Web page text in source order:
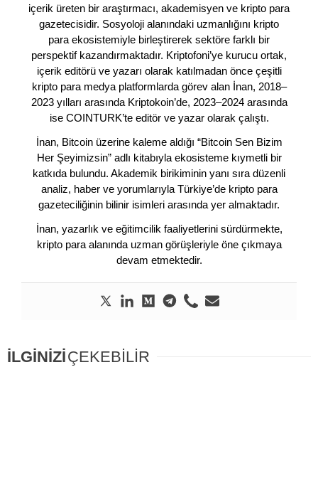
içerik üreten bir araştırmacı, akademisyen ve kripto para
gazetecisidir. Sosyoloji alanındaki uzmanlığını kripto
para ekosistemiyle birleştirerek sektöre farklı bir
perspektif kazandırmaktadır. Kriptofoni’ye kurucu ortak,
içerik editörü ve yazarı olarak katılmadan önce çeşitli
kripto para medya platformlarda görev alan İnan, 2018–
2023 yılları arasında Kriptokoin’de, 2023–2024 arasında
ise COINTURK’te editör ve yazar olarak çalıştı.
İnan, Bitcoin üzerine kaleme aldığı “Bitcoin Sen Bizim
Her Şeyimizsin” adlı kitabıyla ekosisteme kıymetli bir
katkıda bulundu. Akademik birikiminin yanı sıra düzenli
analiz, haber ve yorumlarıyla Türkiye’de kripto para
gazeteciliğinin bilinir isimleri arasında yer almaktadır.
İnan, yazarlık ve eğitimcilik faaliyetlerini sürdürmekte,
kripto para alanında uzman görüşleriyle öne çıkmaya
devam etmektedir.
İLGİNİZİÇEKEBİLİR